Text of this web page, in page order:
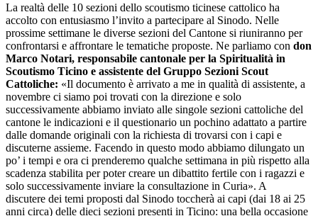
La realtà delle 10 sezioni dello scoutismo ticinese cattolico ha
accolto con entusiasmo l’invito a partecipare al Sinodo. Nelle
prossime settimane le diverse sezioni del Cantone si riuniranno per
confrontarsi e affrontare le tematiche proposte. Ne parliamo con don
Marco Notari, responsabile cantonale per la Spiritualità in
Scoutismo Ticino e assistente del Gruppo Sezioni Scout
Cattoliche: «Il documento è arrivato a me in qualità di assistente, a
novembre ci siamo poi trovati con la direzione e solo
successivamente abbiamo inviato alle singole sezioni cattoliche del
cantone le indicazioni e il questionario un pochino adattato a partire
dalle domande originali con la richiesta di trovarsi con i capi e
discuterne assieme. Facendo in questo modo abbiamo dilungato un
po’ i tempi e ora ci prenderemo qualche settimana in più rispetto alla
scadenza stabilita per poter creare un dibattito fertile con i ragazzi e
solo successivamente inviare la consultazione in Curia». A
discutere dei temi proposti dal Sinodo toccherà ai capi (dai 18 ai 25
anni circa) delle dieci sezioni presenti in Ticino: una bella occasione